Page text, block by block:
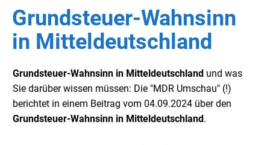
Grundsteuer-Wahnsinn
in Mitteldeutschland
Grundsteuer-Wahnsinn in Mitteldeutschland und was
Sie darüber wissen müssen: Die "MDR Umschau" (!)
berichtet in einem Beitrag vom 04.09.2024 über den
Grundsteuer-Wahnsinn in Mitteldeutschland.